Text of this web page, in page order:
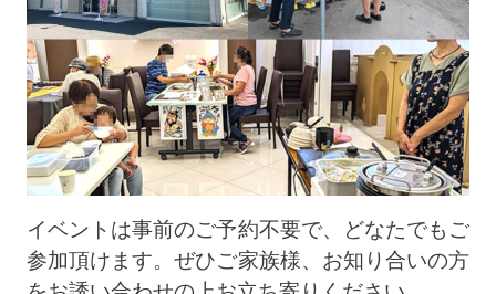
イベントは事前のご予約不要で、どなたでもご
参加頂けます。ぜひご家族様、お知り合いの方